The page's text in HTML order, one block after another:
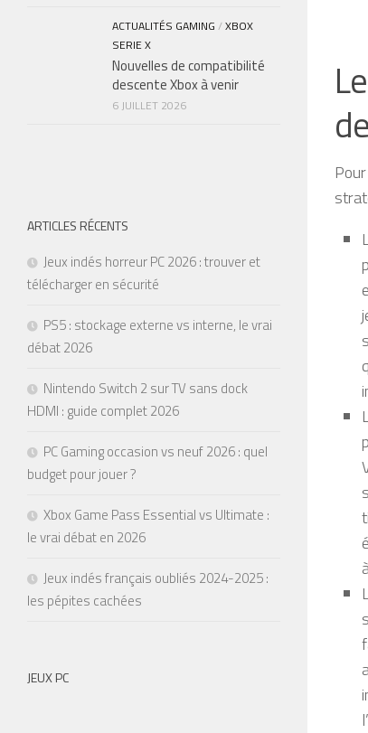
ACTUALITÉS GAMING /XBOX
SERIE X
Nouvelles de compatibilité
descente Xbox à venir
6 JUILLET 2026
ARTICLES RÉCENTS
Jeux indés horreur PC 2026 : trouver et
télécharger en sécurité
PS5 : stockage externe vs interne, le vrai
débat 2026
Nintendo Switch 2 sur TV sans dock
HDMI : guide complet 2026
PC Gaming occasion vs neuf 2026 : quel
budget pour jouer ?
Xbox Game Pass Essential vs Ultimate :
le vrai débat en 2026
Jeux indés français oubliés 2024-2025 :
les pépites cachées
JEUX PC